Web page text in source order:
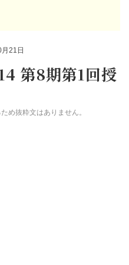
21日
第8期第1回授
め抜粋文はありません。